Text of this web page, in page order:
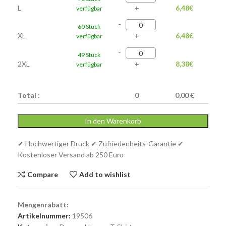
L
verfügbar
+
6,48€
XL
60 Stück
verfügbar
-
+
6,48€
2XL
49 Stück
verfügbar
-
+
8,38€
Total : 0 0,00 €
In den Warenkorb
✔ Hochwertiger Druck ✔ Zufriedenheits-Garantie ✔
Kostenloser Versand ab 250 Euro
Compare Add to wishlist
Mengenrabatt:
Artikelnummer: 19506